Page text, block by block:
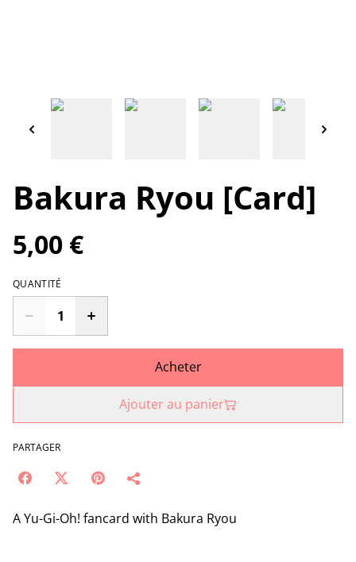
Bakura Ryou [Card]
5,00 €
QUANTITÉ
Acheter
Ajouter au panier
PARTAGER
A Yu-Gi-Oh! fancard with Bakura Ryou